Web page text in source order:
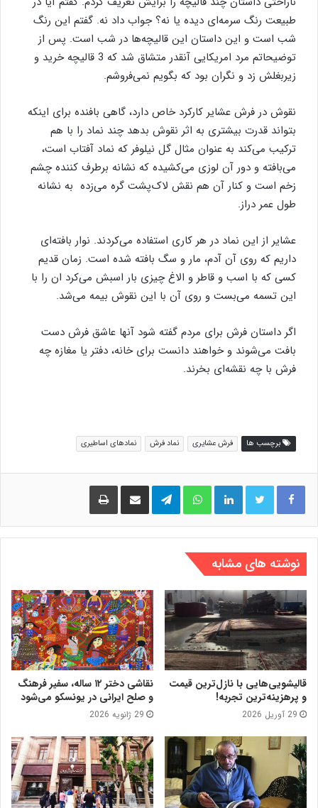
طبیعت رنگ سرمه‌ای دیده یا نه؟ جواب داد نه. گفتم این رنگ
شب است و این داستان این قالیچه‌ها در شب است. پس از
توضیحاتم مرد امریکایی آنقدر متشاق شد که 3 قالیچه خرید و
زیربغلش زد و نگران بود که بگویم نمی‌فروشم.
نقوش در فرش عشایر کارکرد خاص دارد، گاهی بافنده برای اینکه
بتواند قدرت بیشتری به اثر نقوش بدهد چند نماد را با هم
ترکیب می‌کند به عنوان مثال گل نیلوفر که نماد آفتاب است،
می‌بافته و دور آن لوزی می‌کشیده که نشانه برطرف کننده چشم
زخم است و کنار آن هم نقش لاک‌پشت گره می‌زده به نشانه
طول عمر دراز.
عشایر از این نماد در هر کاری استفاده می‌کردند. نوار بافته‌ای
داریم که روی آن آدم، مار و سگ بافته شده است. زمان قدیم
کسی که با اسب و قاطر و الاغ چیزی بار اسبش می‌کرد ان را با
این تسمه می‌بست و روی آن با این نقوش بیمه می‌شد.
اگر داستان فرش برای مردم گفته شود آنها عاشق فرش دست
بافت می‌شوند و خواهند دانست برای خانه‌، دفتر یا مغازه چه
فرش با چه نقشه‌ای بخرند.
برچسب ها فرش عشایری نماد فرش نمادهای اساطیری
لینکدین واتس آپ تلگرام اشتراک گذاری از طریق ایمیل
نوشته های مشابه
قالیشویی‌هایی با نازل‌ترین قیمت
و پرهزینه‌ترین تجربه!
29 آوریل 2026
نقاشی دختر ۱۲ ساله، سفیر فرهنگ
و صلح ایرانی در یونسکو می‌شود
29 ژانویه 2026